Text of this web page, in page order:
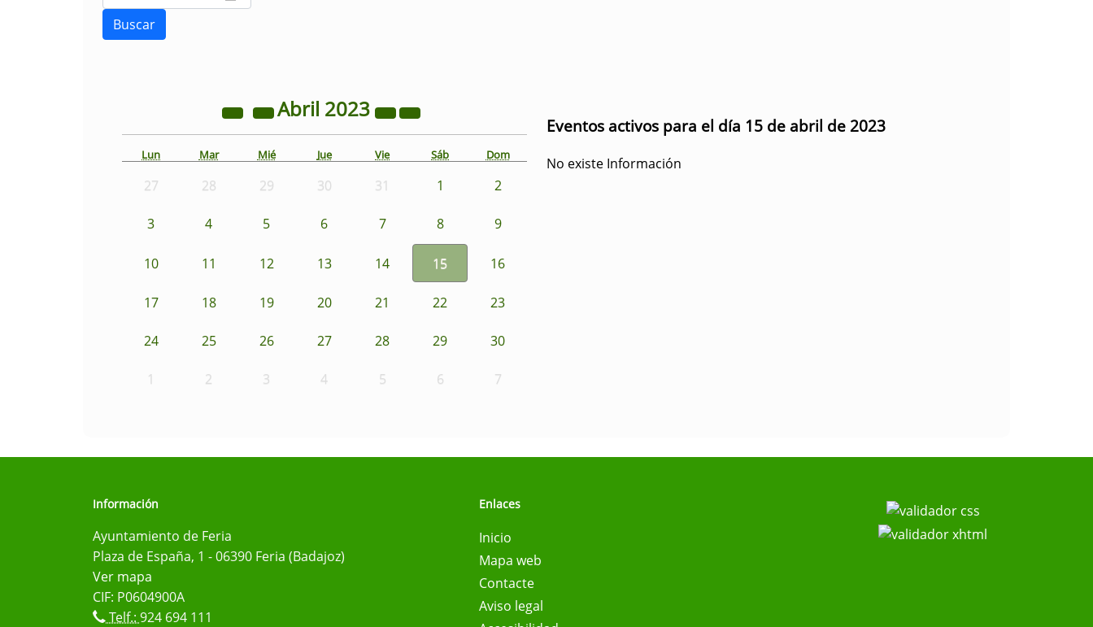
Abril 2023
Lun Mar Mié Jue Vie Sáb Dom
27 28 29 30 31 1 2
3 4 5 6 7 8 9
10 11 12 13 14 15 16
17 18 19 20 21 22 23
24 25 26 27 28 29 30
1 2 3 4 5 6 7
Eventos activos para el día 15 de abril de 2023
No existe Información
Información
Ayuntamiento de Feria
Plaza de España, 1 - 06390 Feria (Badajoz)
Ver mapa
CIF: P0604900A
Telf.: 924 694 111
Enlaces
Inicio
Mapa web
Contacte
Aviso legal